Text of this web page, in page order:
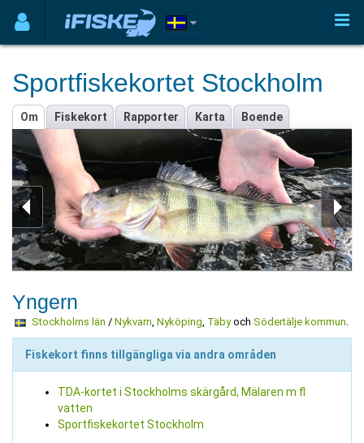
Sportfiskekortet Stockholm
Om Fiskekort Rapporter Karta Boende
Yngern
Stockholms län / Nykvarn, Nyköping, Täbyoch Södertälje kommun.
Fiskekort finns tillgängliga via andra områden
TDA-kortet i Stockholms skärgård, Mälaren m fl
vatten
Sportfiskekortet Stockholm